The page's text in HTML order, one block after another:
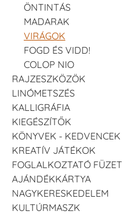
ÖNTINTÁS
MADARAK
VIRÁGOK
FOGD ÉS VIDD!
COLOP NIO
RAJZESZKÖZÖK
LINÓMETSZÉS
KALLIGRÁFIA
KIEGÉSZÍTŐK
KÖNYVEK - KEDVENCEK
KREATÍV JÁTÉKOK
FOGLALKOZTATÓ FÜZET
AJÁNDÉKKÁRTYA
NAGYKERESKEDELEM
KULTÚRMASZK